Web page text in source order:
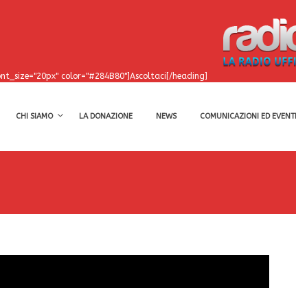
color="#284B80"]Ascoltaci[/heading]
CHI SIAMO LA DONAZIONE NEWS COMUNICAZIONI ED EVENTI